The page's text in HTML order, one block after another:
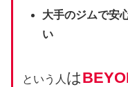
大手のジムで安
い
という人 は